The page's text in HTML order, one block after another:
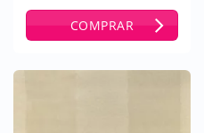
COMPRAR